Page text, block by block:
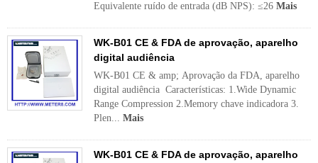
Equivalente ruído de entrada (dB NPS): ≤26 Mais
WK-B01 CE & FDA de aprovação, aparelho
digital audiência
WK-B01 CE & amp; Aprovação da FDA, aparelho
digital audiência Características: 1.Wide Dynamic
Range Compression 2.Memory chave indicadora 3.
Plen... Mais
WK-B01 CE & FDA de aprovação, aparelho